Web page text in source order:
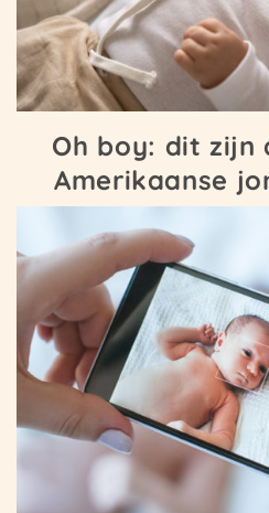
Oh boy: dit zijn
Amerikaanse